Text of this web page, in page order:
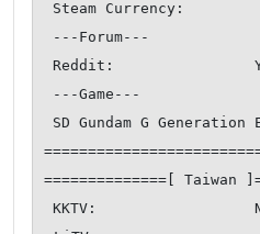
==============[ Taiwan